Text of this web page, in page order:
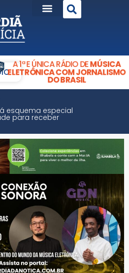
A 1ª E ÚNICA RÁDIO DEMÚSICA
ELETRÔNICA COM JORNALISMO
DO BRASIL
esquema especial
para receber